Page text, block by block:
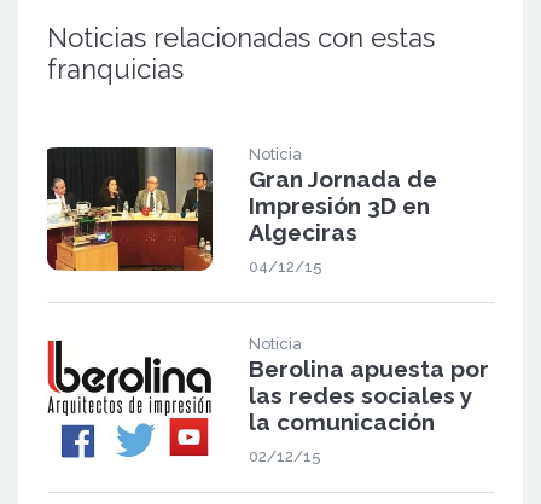
Noticias relacionadas con estas
franquicias
Noticia
Gran Jornada de
Impresión 3D en
Algeciras
04/12/15
Noticia
Berolina apuesta por
las redes sociales y
la comunicación
02/12/15